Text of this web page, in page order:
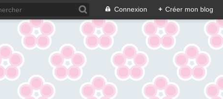
Connexion + Créer mon blog